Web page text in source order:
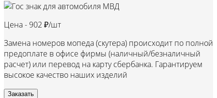
Цена - 902 ₽/шт
Замена номеров мопеда (скутера) происходит по полной
предоплате в офисе фирмы (наличный/безналичный
расчет) или перевод на карту сбербанка. Гарантируем
высокое качество наших изделий
Заказать